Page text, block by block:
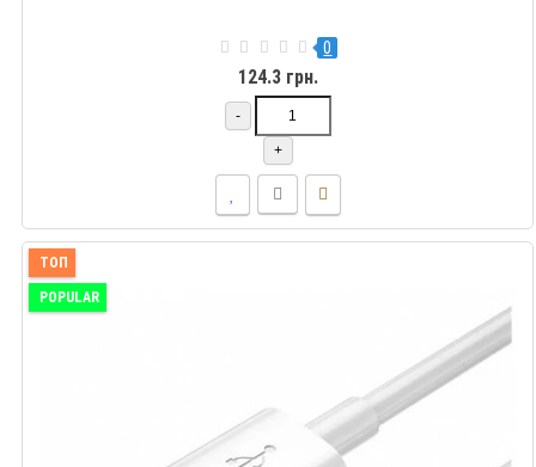
0
124.3 грн.
-
+
ТОП
POPULAR